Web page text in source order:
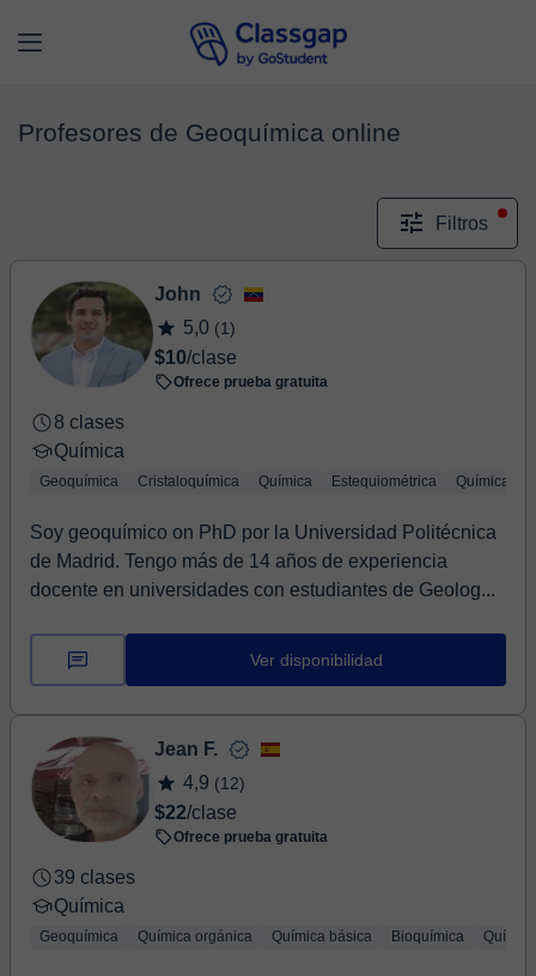
Profesores de Geoquímica online
Filtros
John
5,0 (1)
$10/clase
Ofrece prueba gratuita
8 clases
Química
Geoquímica Cristaloquímica Química Estequiométrica Química
Soy geoquímico on PhD por la Universidad Politécnica
de Madrid. Tengo más de 14 años de experiencia
docente en universidades con estudiantes de Geolog...
Ver disponibilidad
Jean F.
4,9 (12)
$22/clase
Ofrece prueba gratuita
39 clases
Química
Geoquímica Química orgánica Química básica Bioquímica